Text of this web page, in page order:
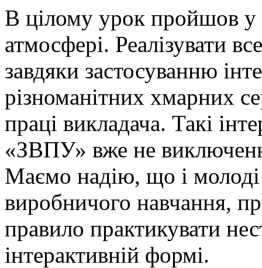
В цілому урок пройшов у
атмосфері. Реалізувати
завдяки застосуванню
різноманітних хмарних
праці викладача. Такі
«ЗВПУ» вже не
Маємо надію, що і молоді
виробничого навчання,
правило практикувати
інтерактивній формі.